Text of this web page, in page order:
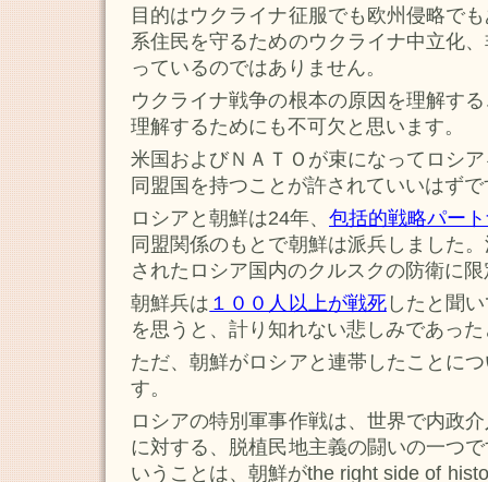
目的はウクライナ征服でも欧州侵略で
系住民を守るためのウクライナ中立化
っているのではありません。
ウクライナ戦争の根本の原因を理解す
理解するためにも不可欠と思います。
米国およびＮＡＴＯが束になってロシ
同盟国を持つことが許されていいはず
ロシアと朝鮮は24年、 包括的戦略パー
同盟関係のもとで朝鮮は派兵しました
されたロシア国内のクルスクの防衛に
朝鮮兵は １００人以上が戦死したと聞
を思うと、計り知れない悲しみであっ
ただ、朝鮮がロシアと連帯したことに
す。
ロシアの特別軍事作戦は、世界で内政
に対する、脱植民地主義の闘いの一つ
いうことは、朝鮮がthe right side of